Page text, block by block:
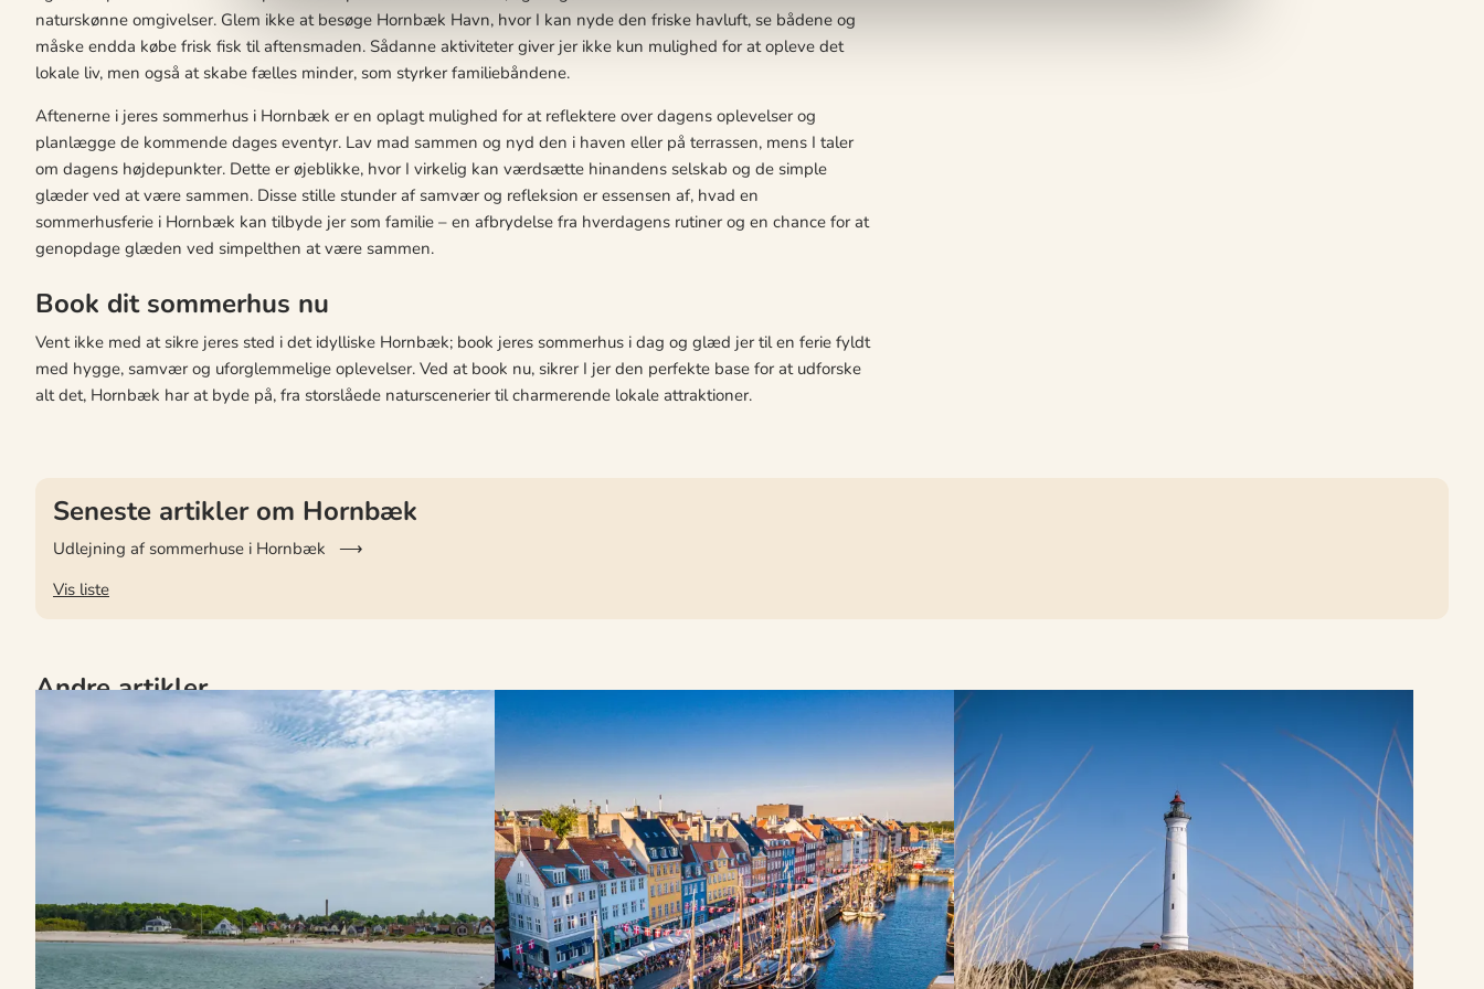
naturskønne omgivelser. Glem ikke at besøge Hornbæk Havn, hvor I kan nyde den friske havluft, se bådene og
måske endda købe frisk fisk til aftensmaden. Sådanne aktiviteter giver jer ikke kun mulighed for at opleve det
lokale liv, men også at skabe fælles minder, som styrker familiebåndene.
Aftenerne i jeres sommerhus i Hornbæk er en oplagt mulighed for at reflektere over dagens oplevelser og
planlægge de kommende dages eventyr. Lav mad sammen og nyd den i haven eller på terrassen, mens I taler
om dagens højdepunkter. Dette er øjeblikke, hvor I virkelig kan værdsætte hinandens selskab og de simple
glæder ved at være sammen. Disse stille stunder af samvær og refleksion er essensen af, hvad en
sommerhusferie i Hornbæk kan tilbyde jer som familie – en afbrydelse fra hverdagens rutiner og en chance for at
genopdage glæden ved simpelthen at være sammen.
Book dit sommerhus nu
Vent ikke med at sikre jeres sted i det idylliske Hornbæk; book jeres sommerhus i dag og glæd jer til en ferie fyldt
med hygge, samvær og uforglemmelige oplevelser. Ved at book nu, sikrer I jer den perfekte base for at udforske
alt det, Hornbæk har at byde på, fra storslåede naturscenerier til charmerende lokale attraktioner.
Seneste artikler om Hornbæk
Udlejning af sommerhuse i Hornbæk
Vis liste
Andre artikler